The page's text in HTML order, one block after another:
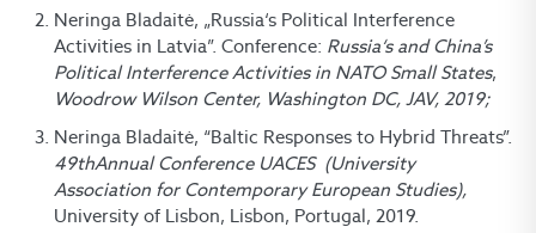
Neringa Bladaitė, „Russia‘s Political Interference
Activities in Latvia”. Conference: Russia‘s and China’s
Political Interference Activities in NATO Small States,
Woodrow Wilson Center, Washington DC, JAV, 2019;
Neringa Bladaitė, “Baltic Responses to Hybrid Threats”.
49thAnnual ConferenceUACES (University
Association for Contemporary European Studies),
University of Lisbon, Lisbon, Portugal, 2019.